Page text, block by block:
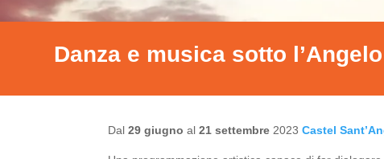
Danza e musica sotto
Dal 29 giugno al21 settembre 2023Castel